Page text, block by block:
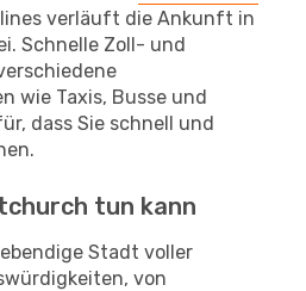
verläuft die Ankunft in
Schnelle Zoll- und
wie Taxis, Busse und
dass Sie schnell und
tun kann
Stadt voller
von